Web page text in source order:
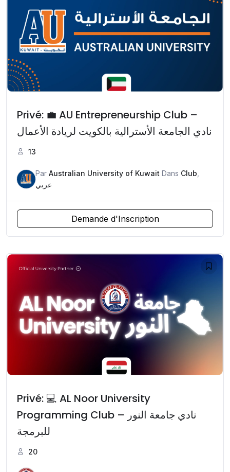
Privé: 💼 AU Entrepreneurship Club –
نادي الجامعة الأسترالية بالكويت لريادة الأعمال
13
Par Australian University of Kuwait Dans Club
عربي
Demande d'Inscription
Privé: 💻 AL Noor University
Programming Club – نادي جامعة النور
للبرمجة
20